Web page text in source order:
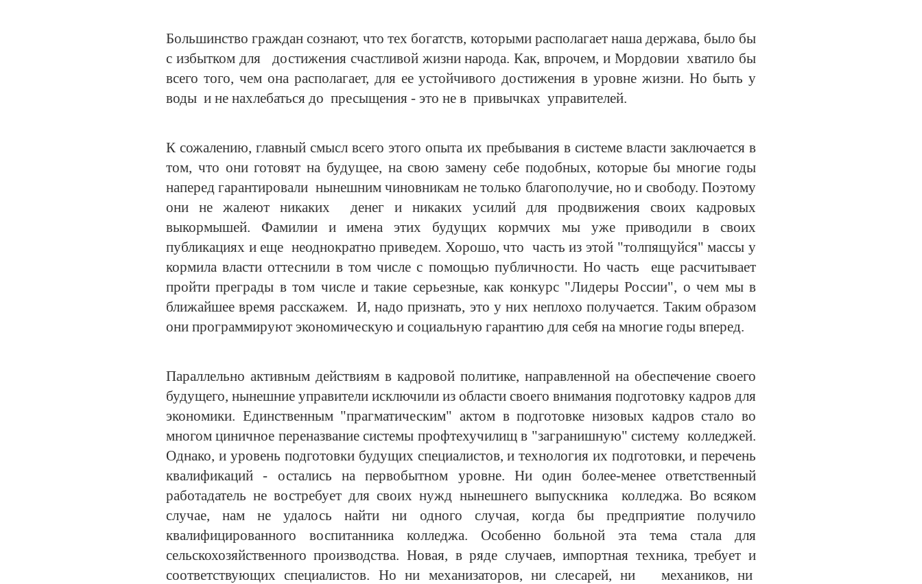
Большинство граждан сознают, что тех богатств, которыми располагает наша держава, было бы
с избытком для достижения счастливой жизни народа. Как, впрочем, и Мордовии хватило бы
всего того, чем она располагает, для ее устойчивого достижения в уровне жизни. Но быть у
воды и не нахлебаться до пресыщения - это не в привычках управителей.
К сожалению, главный смысл всего этого опыта их пребывания в системе власти заключается в
том, что они готовят на будущее, на свою замену себе подобных, которые бы многие годы
наперед гарантировали нынешним чиновникам не только благополучие, но и свободу. Поэтому
они не жалеют никаких денег и никаких усилий для продвижения своих кадровых
выкормышей. Фамилии и имена этих будущих кормчих мы уже приводили в своих
публикациях и еще неоднократно приведем. Хорошо, что часть из этой "толпящуйся" массы у
кормила власти оттеснили в том числе с помощью публичности. Но часть еще расчитывает
пройти преграды в том числе и такие серьезные, как конкурс "Лидеры России", о чем мы в
ближайшее время расскажем. И, надо признать, это у них неплохо получается. Таким образом
они программируют экономическую и социальную гарантию для себя на многие годы вперед.
Параллельно активным действиям в кадровой политике, направленной на обеспечение своего
будущего, нынешние управители исключили из области своего внимания подготовку кадров для
экономики. Единственным "прагматическим" актом в подготовке низовых кадров стало во
многом циничное переназвание системы профтехучилищ в "загранишную" систему колледжей.
Однако, и уровень подготовки будущих специалистов, и технология их подготовки, и перечень
квалификаций - остались на первобытном уровне. Ни один более-менее ответственный
работадатель не востребует для своих нужд нынешнего выпускника колледжа. Во всяком
случае, нам не удалось найти ни одного случая, когда бы предприятие получило
квалифицированного воспитанника колледжа. Особенно больной эта тема стала для
сельскохозяйственного производства. Новая, в ряде случаев, импортная техника, требует и
соответствующих специалистов. Но ни механизаторов, ни слесарей, ни механиков, ни